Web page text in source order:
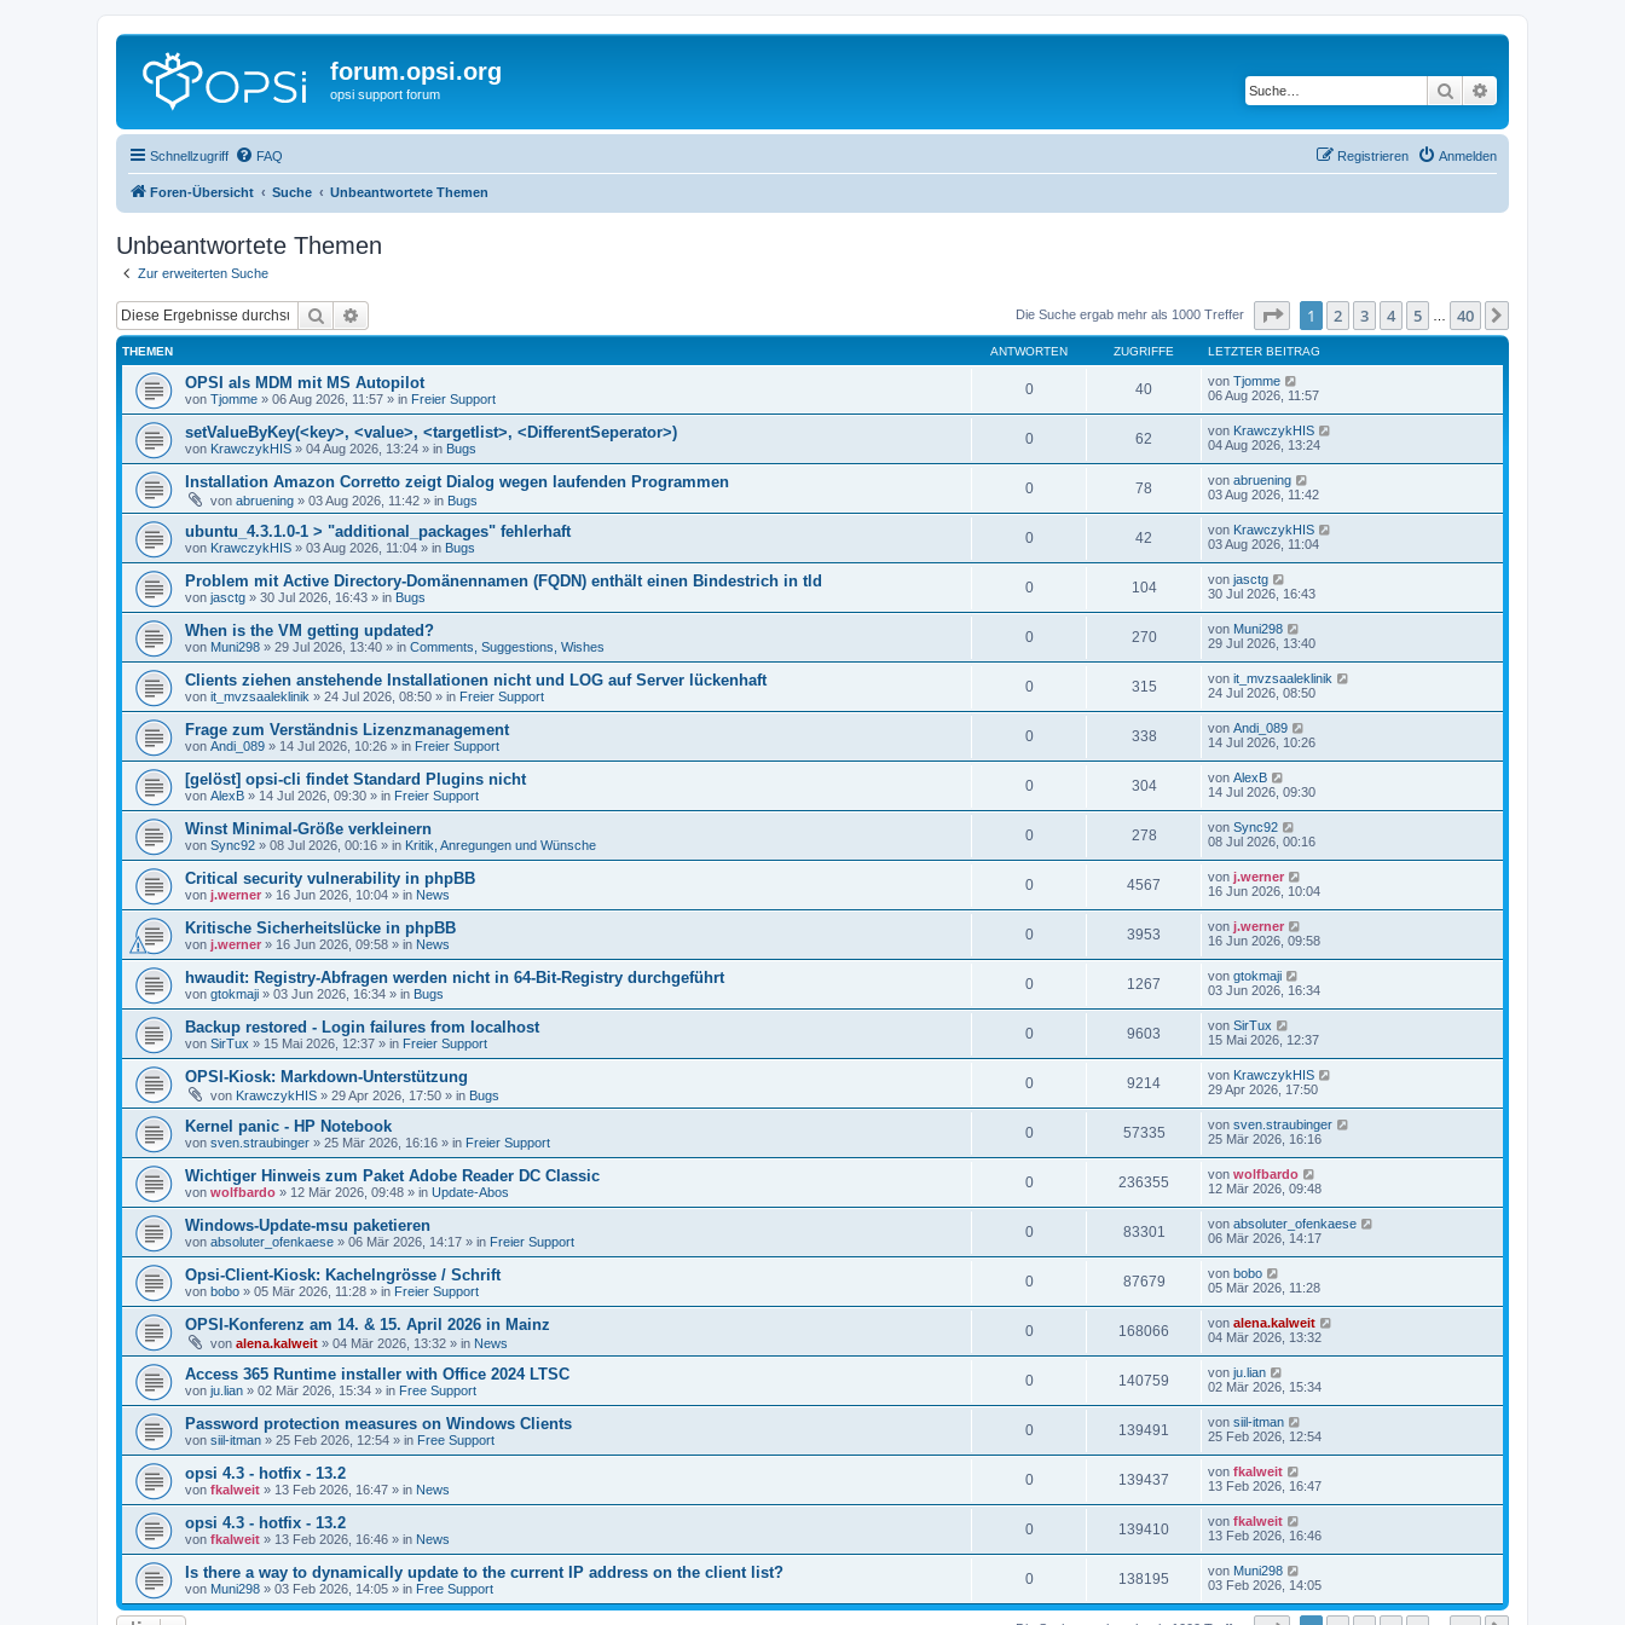
forum.opsi.org
opsi support forum Suche
Schnellzugriff FAQ Anmelden
Registrieren
Foren-Übersicht Suche Unbeantwortete Themen
Unbeantwortete Themen
Zur erweiterten Suche
Suche Die Suche ergab mehr als 1000 Treffer Seite von40
1 2 3 4 5 40
THEMEN ANTWORTEN ZUGRIFFE LETZTER BEITRAG
OPSI als MDM mit MS Autopilot
von Tjomme » 06 Aug 2026, 11:57 » in Freier Support
0 40 von Tjomme
06 Aug 2026, 11:57
setValueByKey(<key>, <value>, <targetlist>, <DifferentSeperator>)
von KrawczykHIS » 04 Aug 2026, 13:24 » in Bugs
0 62 von KrawczykHIS
04 Aug 2026, 13:24
Installation Amazon Corretto zeigt Dialog wegen laufenden Programmen
von abruening » 03 Aug 2026, 11:42 » in Bugs
0 78 von abruening
03 Aug 2026, 11:42
ubuntu_4.3.1.0-1 > "additional_packages" fehlerhaft
von KrawczykHIS » 03 Aug 2026, 11:04 » in Bugs
0 42 von KrawczykHIS
03 Aug 2026, 11:04
Problem mit Active Directory-Domänennamen (FQDN) enthält einen Bindestrich in tld
von jasctg » 30 Jul 2026, 16:43 » in Bugs
0 104 von jasctg
30 Jul 2026, 16:43
When is the VM getting updated?
von Muni298 » 29 Jul 2026, 13:40 » in Comments, Suggestions, Wishes
0 270 von Muni298
29 Jul 2026, 13:40
Clients ziehen anstehende Installationen nicht und LOG auf Server lückenhaft
von it_mvzsaaleklinik » 24 Jul 2026, 08:50 » in Freier Support
0 315 von it_mvzsaaleklinik
24 Jul 2026, 08:50
Frage zum Verständnis Lizenzmanagement
von Andi_089 » 14 Jul 2026, 10:26 » in Freier Support
0 338 von Andi_089
14 Jul 2026, 10:26
[gelöst] opsi-cli findet Standard Plugins nicht
von AlexB » 14 Jul 2026, 09:30 » in Freier Support
0 304 von AlexB
14 Jul 2026, 09:30
Winst Minimal-Größe verkleinern
von Sync92 » 08 Jul 2026, 00:16 » in Kritik, Anregungen und Wünsche
0 278 von Sync92
08 Jul 2026, 00:16
Critical security vulnerability in phpBB
von j.werner » 16 Jun 2026, 10:04 » in News
0 4567 von j.werner
16 Jun 2026, 10:04
Kritische Sicherheitslücke in phpBB
von j.werner » 16 Jun 2026, 09:58 » in News
0 3953 von j.werner
16 Jun 2026, 09:58
hwaudit: Registry-Abfragen werden nicht in 64-Bit-Registry durchgeführt
von gtokmaji » 03 Jun 2026, 16:34 » in Bugs
0 1267 von gtokmaji
03 Jun 2026, 16:34
Backup restored - Login failures from localhost
von SirTux » 15 Mai 2026, 12:37 » in Freier Support
0 9603 von SirTux
15 Mai 2026, 12:37
OPSI-Kiosk: Markdown-Unterstützung
von KrawczykHIS » 29 Apr 2026, 17:50 » in Bugs
0 9214 von KrawczykHIS
29 Apr 2026, 17:50
Kernel panic - HP Notebook
von sven.straubinger » 25 Mär 2026, 16:16 » in Freier Support
0 57335 von sven.straubinger
25 Mär 2026, 16:16
Wichtiger Hinweis zum Paket Adobe Reader DC Classic
von wolfbardo » 12 Mär 2026, 09:48 » in Update-Abos
0 236355 von wolfbardo
12 Mär 2026, 09:48
Windows-Update-msu paketieren
von absoluter_ofenkaese » 06 Mär 2026, 14:17 » in Freier Support
0 83301 von absoluter_ofenkaese
06 Mär 2026, 14:17
Opsi-Client-Kiosk: Kachelngrösse / Schrift
von bobo » 05 Mär 2026, 11:28 » in Freier Support
0 87679 von bobo
05 Mär 2026, 11:28
OPSI-Konferenz am 14. & 15. April 2026 in Mainz
von alena.kalweit » 04 Mär 2026, 13:32 » in News
0 168066 von alena.kalweit
04 Mär 2026, 13:32
Access 365 Runtime installer with Office 2024 LTSC
von ju.lian » 02 Mär 2026, 15:34 » in Free Support
0 140759 von ju.lian
02 Mär 2026, 15:34
Password protection measures on Windows Clients
von siil-itman » 25 Feb 2026, 12:54 » in Free Support
0 139491 von siil-itman
25 Feb 2026, 12:54
opsi 4.3 - hotfix - 13.2
von fkalweit » 13 Feb 2026, 16:47 » in News
0 139437 von fkalweit
13 Feb 2026, 16:47
opsi 4.3 - hotfix - 13.2
von fkalweit » 13 Feb 2026, 16:46 » in News
0 139410 von fkalweit
13 Feb 2026, 16:46
Is there a way to dynamically update to the current IP address on the client list?
von Muni298 » 03 Feb 2026, 14:05 » in Free Support
0 138195 von Muni298
03 Feb 2026, 14:05